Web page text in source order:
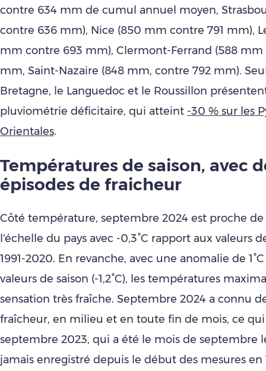
contre 634 mm de cumul annuel moyen,
contre 636 mm), Nice (850 mm contre 791 mm),
mm contre 693 mm), Clermont-Ferrand (588 mm
mm, Saint-Nazaire (848 mm, contre 792 mm).
Bretagne, le Languedoc et le Roussillon
pluviométrie déficitaire, qui atteint -30 % sur les
Orientales.
Températures de saison, avec
épisodes de fraicheur
Côté température, septembre 2024 est proche
l'échelle du pays avec -0,3°C rapport aux valeurs
1991-2020. En revanche, avec une anomalie de
valeurs de saison (-1,2°C), les températures
sensation très fraîche. Septembre 2024 a connu
fraîcheur, en milieu et en toute fin de mois, ce
septembre 2023, qui a été le mois de septembre
jamais enregistré depuis le début des mesures en